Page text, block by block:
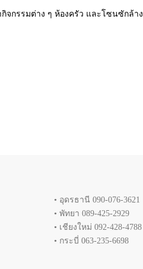
จกรรมต่าง ๆ ห้องครัว และโซนซักล้าง
• อุดรธานี 090-076-3621
• พัทยา 089-425-2929
• เชียงใหม่ 092-428-4788
• กระบี่ 063-235-6698